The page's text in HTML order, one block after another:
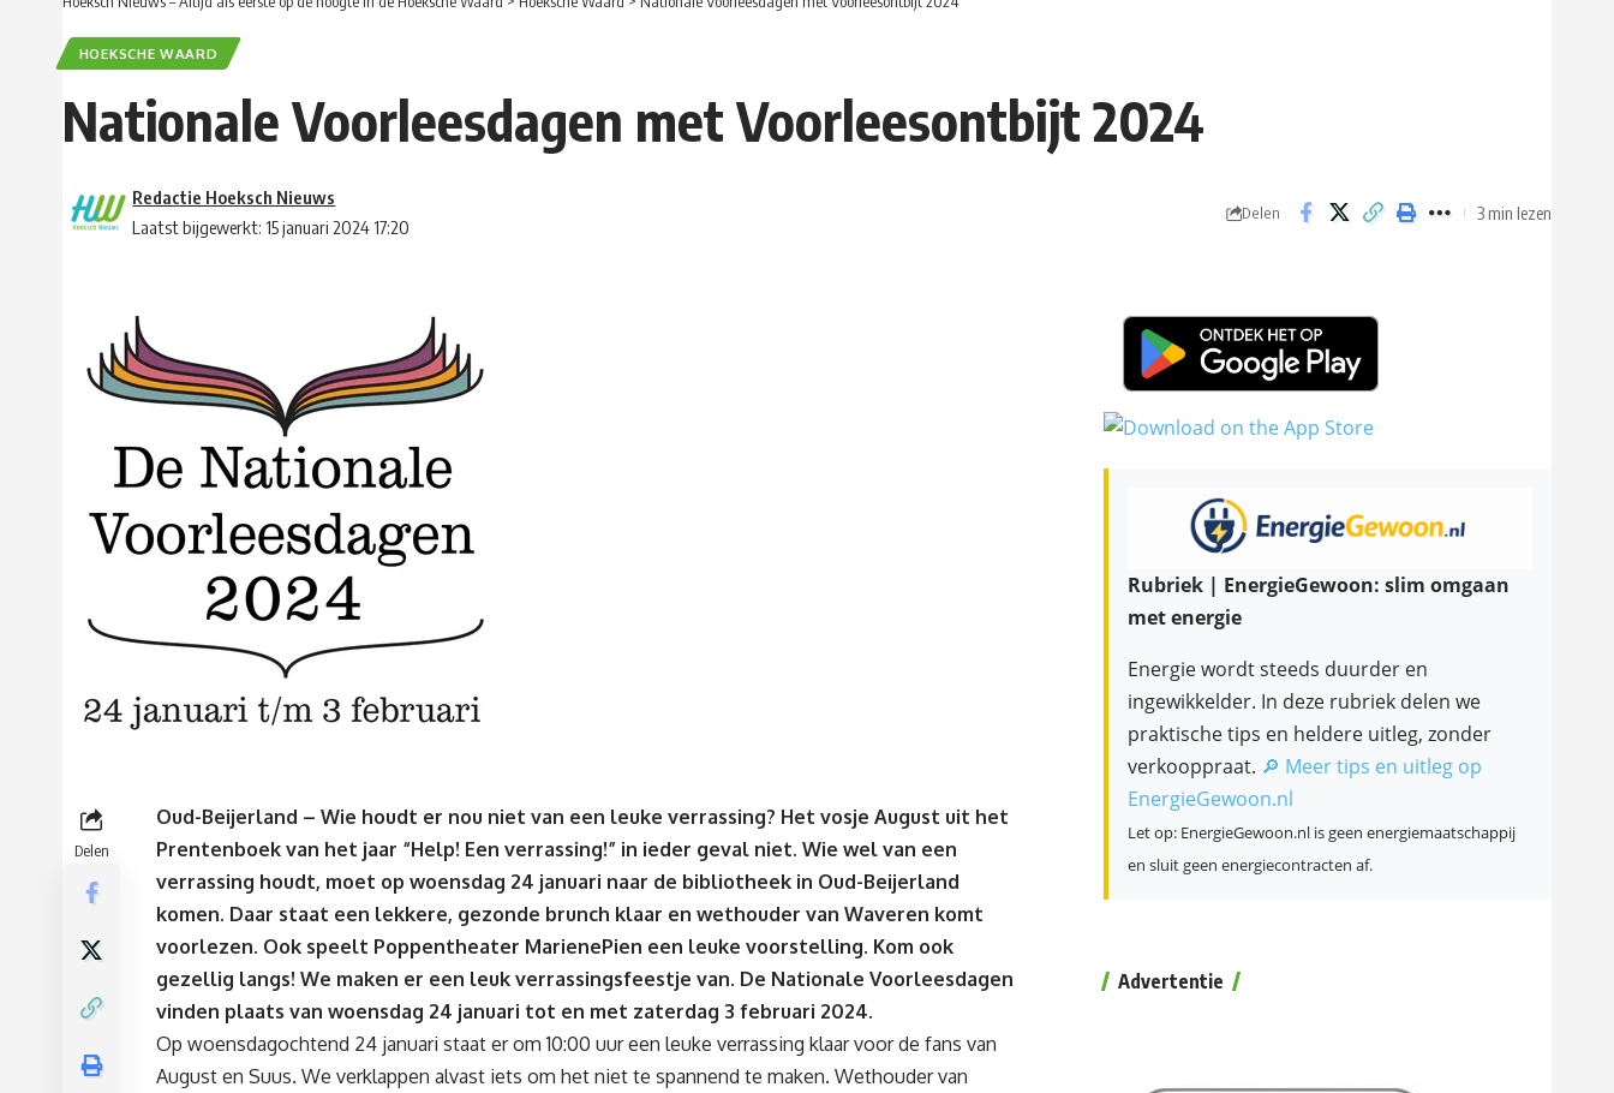
HOEKSCHE WAARD
Nationale Voorleesdagen met Voorleesontbijt 2024
Laatst bijgewerkt: 15 januari 2024 17:20
Redactie Hoeksch Nieuws
Delen 3 min lezen
Delen
Oud-Beijerland – Wie houdt er nou niet van een leuke verrassing? Het vosje August uit het
Prentenboek van het jaar “Help! Een verrassing!” in ieder geval niet. Wie wel van een
verrassing houdt, moet op woensdag 24 januari naar de bibliotheek in Oud-Beijerland
komen. Daar staat een lekkere, gezonde brunch klaar en wethouder van Waveren komt
voorlezen. Ook speelt Poppentheater MarienePien een leuke voorstelling. Kom ook
gezellig langs! We maken er een leuk verrassingsfeestje van. De Nationale Voorleesdagen
vinden plaats van woensdag 24 januari tot en met zaterdag 3 februari 2024.
Op woensdagochtend 24 januari staat er om 10:00 uur een leuke verrassing klaar voor de fans van
August en Suus. We verklappen alvast iets om het niet te spannend te maken. Wethouder van
Rubriek | EnergieGewoon: slim omgaan
met energie
Energie wordt steeds duurder en
ingewikkelder. In deze rubriek delen we
praktische tips en heldere uitleg, zonder
verkooppraat. 🔎 Meer tips en uitleg op
EnergieGewoon.nl
Let op: EnergieGewoon.nl is geen energiemaatschappij
en sluit geen energiecontracten af.
Advertentie